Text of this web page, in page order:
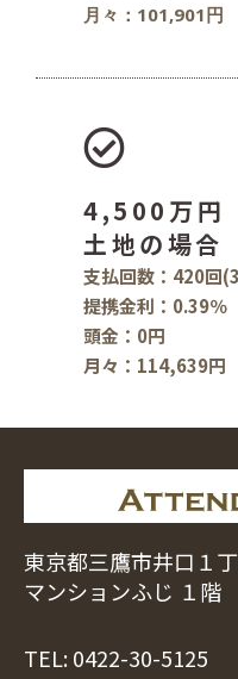
月々：101,901円
4,500万円
土地の場合
支払回数：420回
提携金利：0.39％
頭金：0円
月々：114,639円
東京都三鷹市井口１
マンションふじ １階
TEL:0422-30-5125